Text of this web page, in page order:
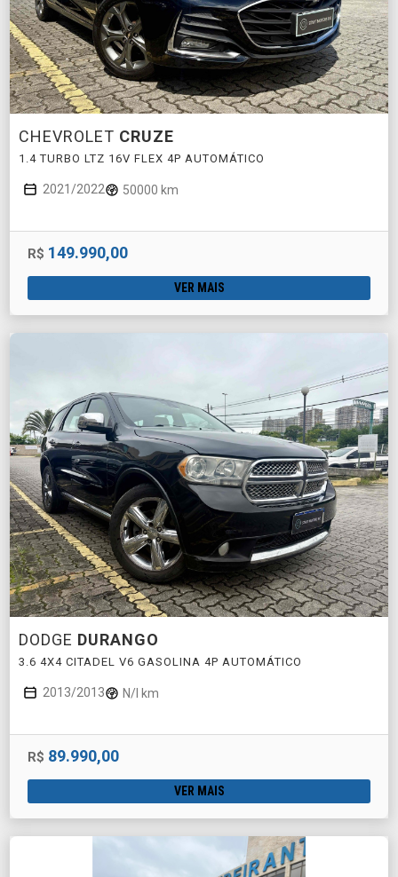
CHEVROLET CRUZE
1.4 TURBO LTZ 16V FLEX 4P AUTOMÁTICO
2021/2022 50000 km
R$ 149.990,00
VER MAIS
DODGE DURANGO
3.6 4X4 CITADEL V6 GASOLINA 4P AUTOMÁTICO
2013/2013 N/I km
R$ 89.990,00
VER MAIS